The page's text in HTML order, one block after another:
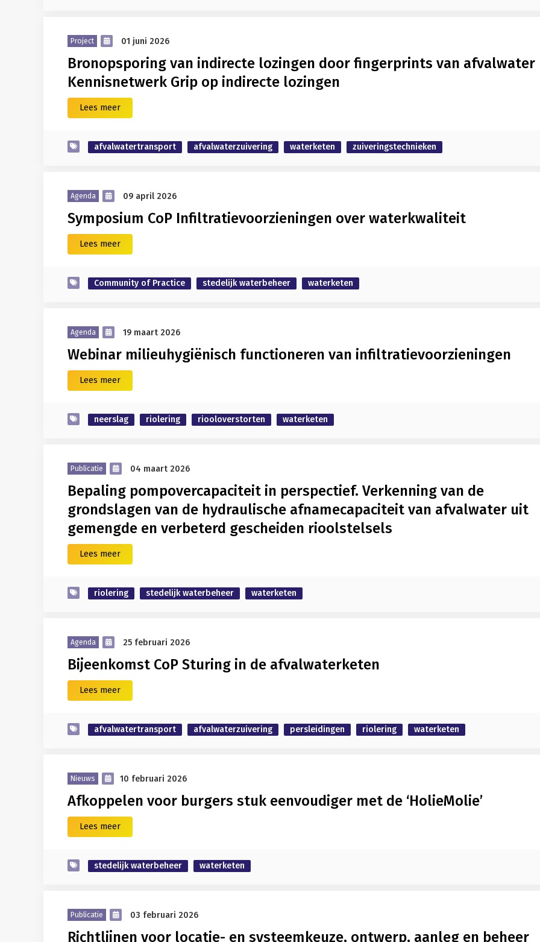
Project 01 juni 2026
Bronopsporing van indirecte lozingen door fingerprints van afvalwater
Kennisnetwerk Grip op indirecte lozingen
Lees meer
afvalwatertransport afvalwaterzuivering waterketen zuiveringstechnieken
Agenda 09 april 2026
Symposium CoP Infiltratievoorzieningen over waterkwaliteit
Lees meer
Community of Practice stedelijk waterbeheer waterketen
Agenda 19 maart 2026
Webinar milieuhygiënisch functioneren van infiltratievoorzieningen
Lees meer
neerslag riolering riooloverstorten waterketen
Publicatie 04 maart 2026
Bepaling pompovercapaciteit in perspectief. Verkenning van de
grondslagen van de hydraulische afnamecapaciteit van afvalwater uit
gemengde en verbeterd gescheiden rioolstelsels
Lees meer
riolering stedelijk waterbeheer waterketen
Agenda 25 februari 2026
Bijeenkomst CoP Sturing in de afvalwaterketen
Lees meer
afvalwatertransport afvalwaterzuivering persleidingen riolering waterketen
Nieuws 10 februari 2026
Afkoppelen voor burgers stuk eenvoudiger met de ‘HolieMolie’
Lees meer
stedelijk waterbeheer waterketen
Publicatie 03 februari 2026
Richtlijnen voor locatie- en systeemkeuze, ontwerp, aanleg en beheer